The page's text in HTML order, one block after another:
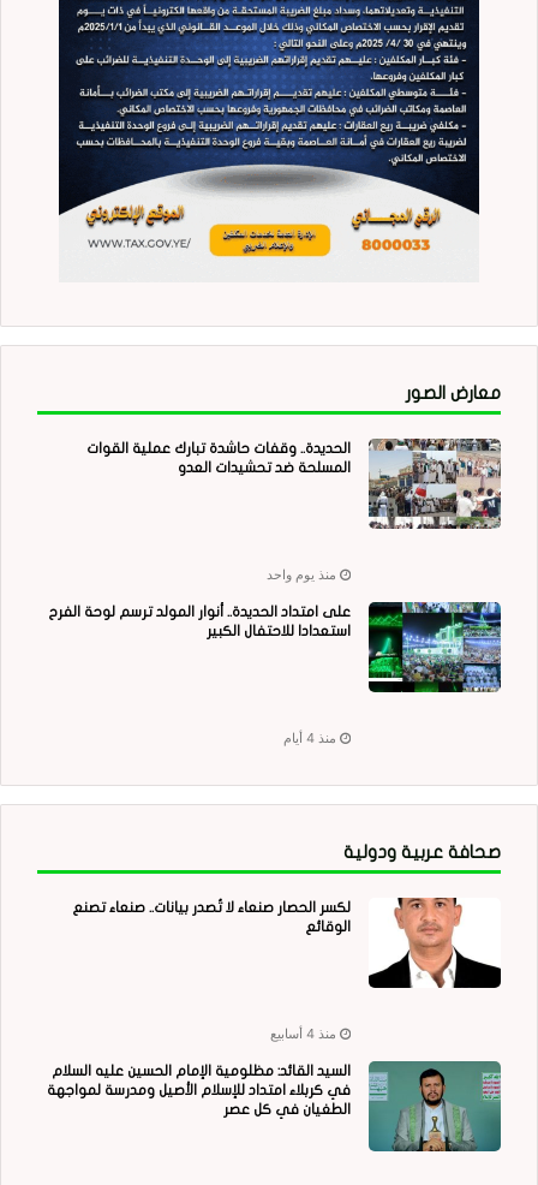
معارض الصور
الحديدة.. وقفات حاشدة تبارك عملية القوات
المسلحة ضد تحشيدات العدو
منذ يوم واحد
على امتداد الحديدة.. أنوار المولد ترسم لوحة الفرح
استعدادا للاحتفال الكبير
منذ 4 أيام
صحافة عربية ودولية
لكسر الحصار صنعاء لا تُصدر بيانات.. صنعاء تصنع
الوقائع
منذ 4 أسابيع
السيد القائد: مظلومية الإمام الحسين عليه السلام
في كربلاء امتداد للإسلام الأصيل ومدرسة لمواجهة
الطغيان في كل عصر